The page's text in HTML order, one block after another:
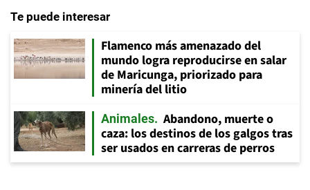
Te puede interesar
Flamenco más amenazado del
mundo logra reproducirse en salar
de Maricunga, priorizado para
minería del litio
Animales
Abandono, muerte o
caza: los destinos de los galgos tras
ser usados en carreras de perros